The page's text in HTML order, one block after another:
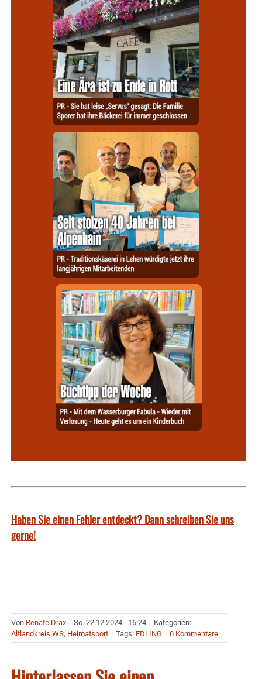
Haben Sie einen Fehler entdeckt? Dann schreiben Sie uns
gerne!
Von Renate Drax | So. 22.12.2024 - 16:24 | Kategorien:
Altlandkreis WS, Heimatsport | Tags: EDLING | 0 Kommentare